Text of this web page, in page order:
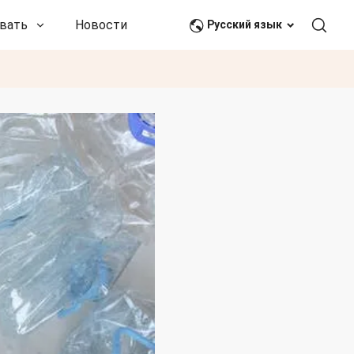
Новости и события Связаться с нами
Русский язык